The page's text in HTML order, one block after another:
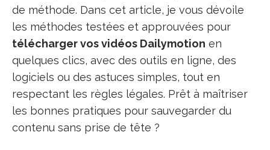
de méthode. Dans cet article, je vous dévoile
les méthodes testées et approuvées pour
télécharger vos vidéos Dailymotion en
quelques clics, avec des outils en ligne, des
logiciels ou des astuces simples, tout en
respectant les règles légales. Prêt à maîtriser
les bonnes pratiques pour sauvegarder du
contenu sans prise de tête ?